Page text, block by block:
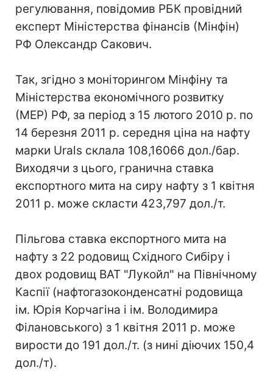
регулювання, повідомив РБК провідний
експерт Міністерства фінансів (Мінфін)
РФ Олександр Сакович.
Так, згідно з моніторингом Мінфіну та
Міністерства економічного розвитку
(МЕР) РФ, за період з 15 лютого 2010 р. по
14 березня 2011 р. середня ціна на нафту
марки Urals склала 108,16066 дол./бар.
Виходячи з цього, гранична ставка
експортного мита на сиру нафту з 1 квітня
2011 р. може скласти 423,797 дол./т.
Пільгова ставка експортного мита на
нафту з 22 родовищ Східного Сибіру і
двох родовищ ВАТ "Лукойл" на Північному
Каспії (нафтогазоконденсатні родовища
ім. Юрія Корчагіна і ім. Володимира
Філановського) з 1 квітня 2011 р. може
вирости до 191 дол./т. (з нині діючих 150,4
дол./т).